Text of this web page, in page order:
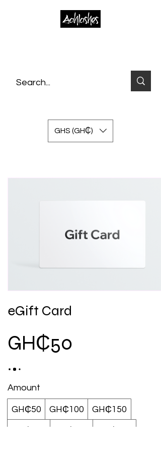
GHS (GH₵)
eGift Card
GH₵50
Amount
GH₵50 GH₵100 GH₵150
GH₵200 GH₵300 GH₵500